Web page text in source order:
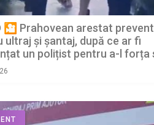
🎦 Prahovean arestat
ultraj și șantaj, după ce ar fi
un polițist pentru a-l forța
amendă